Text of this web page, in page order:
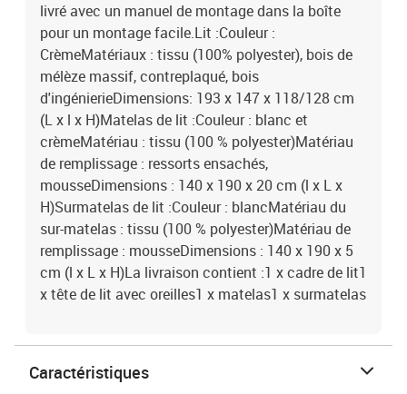
livré avec un manuel de montage dans la boîte
pour un montage facile.Lit :Couleur :
CrèmeMatériaux : tissu (100% polyester), bois de
mélèze massif, contreplaqué, bois
d'ingénierieDimensions: 193 x 147 x 118/128 cm
(L x l x H)Matelas de lit :Couleur : blanc et
crèmeMatériau : tissu (100 % polyester)Matériau
de remplissage : ressorts ensachés,
mousseDimensions : 140 x 190 x 20 cm (l x L x
H)Surmatelas de lit :Couleur : blancMatériau du
sur-matelas : tissu (100 % polyester)Matériau de
remplissage : mousseDimensions : 140 x 190 x 5
cm (l x L x H)La livraison contient :1 x cadre de lit1
x tête de lit avec oreilles1 x matelas1 x surmatelas
Caractéristiques